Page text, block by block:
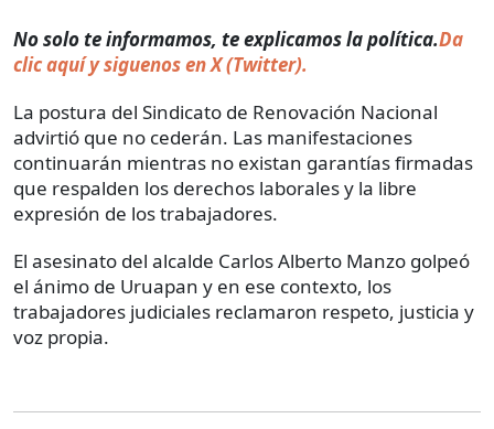
No solo te informamos, te explicamos la política.Da
clic aquí y siguenos en X (Twitter).
La postura del Sindicato de Renovación Nacional
advirtió que no cederán. Las manifestaciones
continuarán mientras no existan garantías firmadas
que respalden los derechos laborales y la libre
expresión de los trabajadores.
El asesinato del alcalde Carlos Alberto Manzo golpeó
el ánimo de Uruapan y en ese contexto, los
trabajadores judiciales reclamaron respeto, justicia y
voz propia.